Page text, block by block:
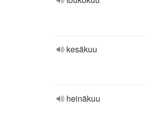
kesäkuu
heinäkuu